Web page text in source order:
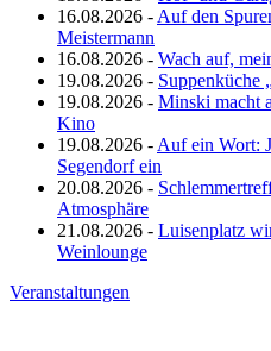
16.08.2026 - Auf den
Meistermann
16.08.2026 - Wach auf,
19.08.2026 - Suppenküche
19.08.2026 - Minski macht
Kino
19.08.2026 - Auf ein Wort:
Segendorf ein
20.08.2026 -
Atmosphäre
21.08.2026 - Luisenplatz
Weinlounge
Veranstaltungen